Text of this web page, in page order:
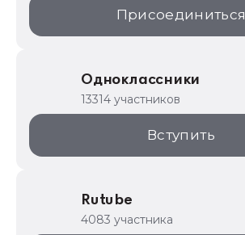
Присоединиться
Одноклассники
13314 участников
Вступить
Rutube
4083 участника